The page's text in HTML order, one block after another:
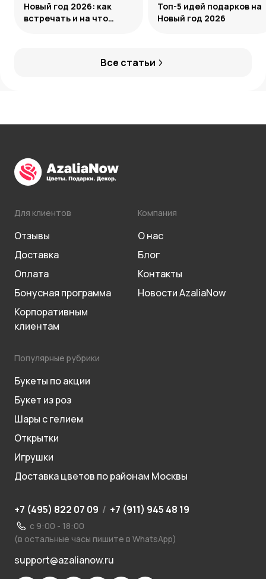
Все статьи
Новый год 2026: как
встречать и на что
Топ-5 идей подарков на
Новый год 2026
Для клиентов
Отзывы
Доставка
Оплата
Бонусная программа
Корпоративным
клиентам
Компания
О нас
Блог
Контакты
Новости AzaliaNow
Популярные рубрики
Букеты по акции
Букет из роз
Шары с гелием
Открытки
Игрушки
Доставка цветов по районам Москвы
+7 (495) 822 07 09 / +7 (911) 945 48 19
с 9:00 - 18:00
(в остальные часы пишите в WhatsApp)
support@azalianow.ru